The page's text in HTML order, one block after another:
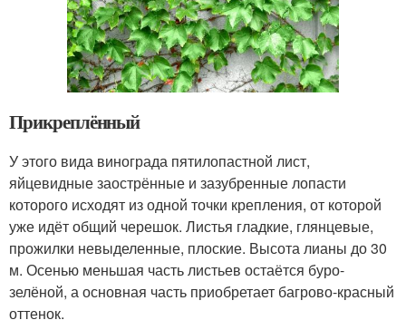
Прикреплённый
У этого вида винограда пятилопастной лист,
яйцевидные заострённые и зазубренные лопасти
которого исходят из одной точки крепления, от которой
уже идёт общий черешок. Листья гладкие, глянцевые,
прожилки невыделенные, плоские. Высота лианы до 30
м. Осенью меньшая часть листьев остаётся буро-
зелёной, а основная часть приобретает багрово-красный
оттенок.